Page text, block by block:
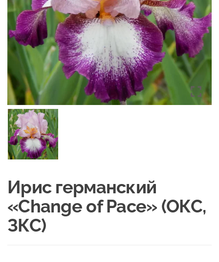
Ирис германский
«Change of Pace» (ОКС,
ЗКС)